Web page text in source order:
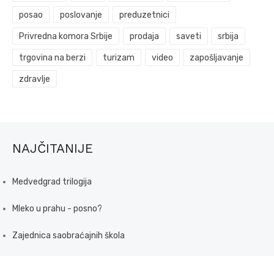
posao poslovanje preduzetnici
Privredna komora Srbije prodaja saveti srbija
trgovina na berzi turizam video zapošljavanje
zdravlje
NAJČITANIJE
Medvedgrad trilogija
Mleko u prahu - posno?
Zajednica saobraćajnih škola